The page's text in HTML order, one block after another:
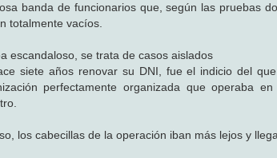
banda de funcionarios que, según las pruebas
totalmente vacíos.
escandaloso, se trata de casos aislados
siete años renovar su DNI, fue el indicio del
perfectamente organizada que operaba en
los cabecillas de la operación iban más lejos y